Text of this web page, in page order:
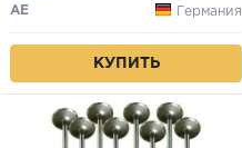
AE
Германия
КУПИТЬ